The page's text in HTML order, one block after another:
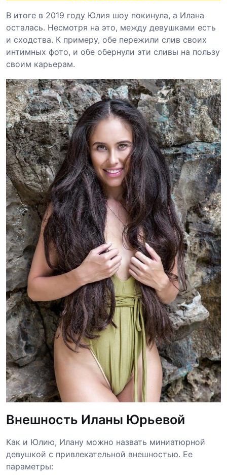
В итоге в 2019 году Юлия шоу покинула, а Илана
осталась. Несмотря на это, между девушками есть
и сходства. К примеру, обе пережили слив своих
интимных фото, и обе обернули эти сливы на пользу
своим карьерам.
Внешность Иланы Юрьевой
Как и Юлию, Илану можно назвать миниатюрной
девушкой с привлекательной внешностью. Ее
параметры: